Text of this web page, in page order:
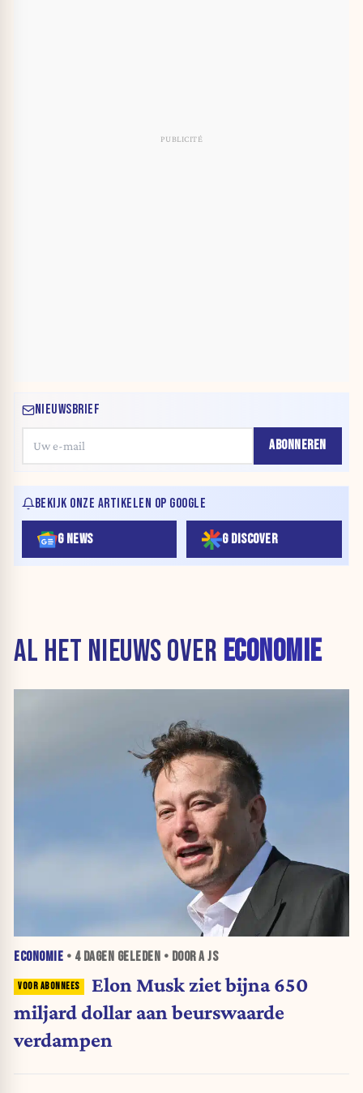
NIEUWSBRIEF
ABONNEREN
BEKIJK ONZE ARTIKELEN OP GOOGLE
G NEWS G DISCOVER
AL HET NIEUWS OVER ECONOMIE
ECONOMIE • 4 DAGEN GELEDEN • DOOR A JS
Elon Musk ziet bijna 650
miljard dollar aan beurswaarde
verdampen